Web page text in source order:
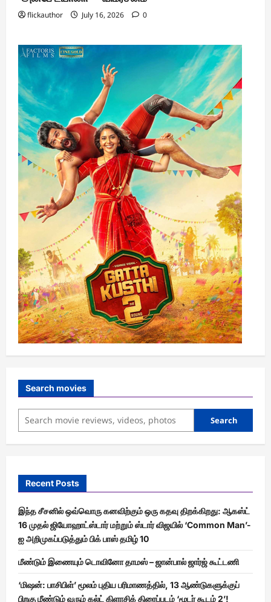
flickauthor July 16, 2026 0
Search movies
Search
Recent Posts
இந்த சீசனில் ஒவ்வொரு கனவிற்கும் ஒரு கதவு திறக்கிறது: ஆகஸ்ட்
16 முதல் ஜியோஹாட்ஸ்டார் மற்றும் ஸ்டார் விஜயில் ‘Common Man’-
ஐ அறிமுகப்படுத்தும் பிக் பாஸ் தமிழ் 10
மீண்டும் இணையும் டொவினோ தாமஸ் – ஜான்பால் ஜார்ஜ் கூட்டணி
‘மிஷன்: பாசிபிள்’ மூலம் புதிய பரிமாணத்தில், 13 ஆண்டுகளுக்குப்
பிறகு மீண்டும் வரும் கல்ட் கிளாசிக் திரைப்படம் ‘மூடர் கூடம் 2’!